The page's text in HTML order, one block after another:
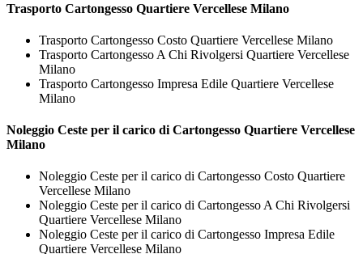
Trasporto Cartongesso Quartiere Vercellese Milano
Trasporto Cartongesso Costo Quartiere Vercellese Milano
Trasporto Cartongesso A Chi Rivolgersi Quartiere Vercellese
Milano
Trasporto Cartongesso Impresa Edile Quartiere Vercellese
Milano
Noleggio Ceste per il carico di Cartongesso Quartiere Vercellese
Milano
Noleggio Ceste per il carico di Cartongesso Costo Quartiere
Vercellese Milano
Noleggio Ceste per il carico di Cartongesso A Chi Rivolgersi
Quartiere Vercellese Milano
Noleggio Ceste per il carico di Cartongesso Impresa Edile
Quartiere Vercellese Milano